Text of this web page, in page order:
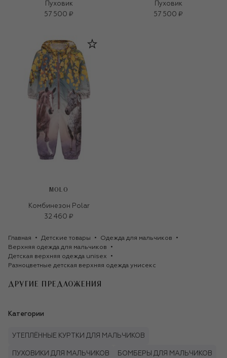
Пуховик
57 500 ₽
Пуховик
57 500 ₽
MOLO
Комбинезон Polar
32 460 ₽
Главная Детские товары
Одежда для мальчиков
Верхняя одежда для мальчиков
Детская верхняя одежда unisex
Разноцветные детская верхняя одежда унисекс
ДРУГИЕ ПРЕДЛОЖЕНИЯ
Категории
УТЕПЛЁННЫЕ КУРТКИ ДЛЯ МАЛЬЧИКОВ
ПУХОВИКИ ДЛЯ МАЛЬЧИКОВ БОМБЕРЫ ДЛЯ МАЛЬЧИКОВ